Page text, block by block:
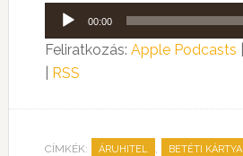
Audió
lejátszó
00:00
Feliratkozás: Apple Podcasts
RSS
CÍMKÉK: ÁRUHITEL , BETÉTI KÁRTYA